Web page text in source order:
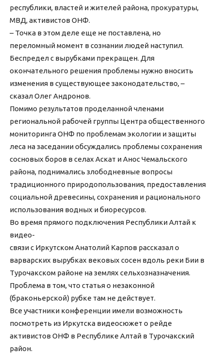
республики, властей и жителей района, прокуратуры,
МВД, активистов ОНФ.
– Точка в этом деле еще не поставлена, но
переломный момент в сознании людей наступил.
Беспредел с вырубками прекращен. Для
окончательного решения проблемы нужно вносить
изменения в существующее законодательство, –
сказал Олег Андронов.
Помимо результатов проделанной членами
региональной рабочей группы Центра общественного
мониторинга ОНФ по проблемам экологии и защиты
леса на заседании обсуждались проблемы сохранения
сосновых боров в селах Аскат и Анос Чемальского
района, поднимались злободневные вопросы
традиционного природопользования, предоставления
социальной древесины, сохранения и рационального
использования водных и биоресурсов.
Во время прямого подключения Республики Алтай к
видео-
связи с Иркутском Анатолий Карпов рассказал о
варварских вырубках вековых сосен вдоль реки Бии в
Турочакском районе на землях сельхозназначения.
Проблема в том, что статья о незаконной
(браконьерской) рубке там не действует.
Все участники конференции имели возможность
посмотреть из Иркутска видеосюжет о рейде
активистов ОНФ в Республике Алтай в Турочакский
район.